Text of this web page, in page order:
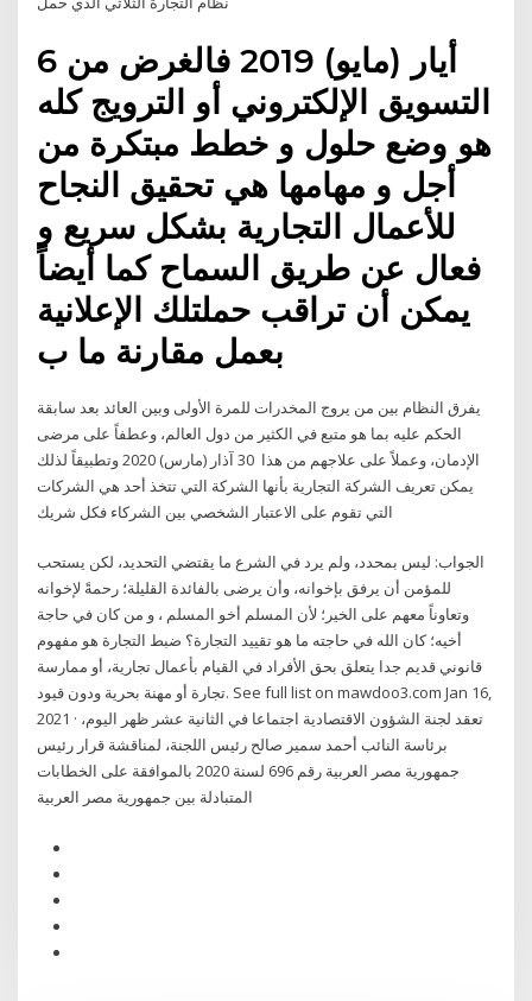
6 أيار (مايو) 2019 فالغرض من
التسويق الإلكتروني أو الترويج كله
هو وضع حلول و خطط مبتكرة من
أجل و مهامها هي تحقيق النجاح
للأعمال التجارية بشكل سريع و
فعال عن طريق السماح كما أيضاً
يمكن أن تراقب حملتلك الإعلانية
بعمل مقارنة ما ب
يفرق النظام بين من يروج المخدرات للمرة الأولى وبين العائد بعد سابقة
الحكم عليه بما هو متبع في الكثير من دول العالم، وعطفاً على مرضى
الإدمان، وعملاً على علاجهم من هذا 30 آذار (مارس) 2020 وتطبيقاً لذلك
يمكن تعريف الشركة التجارية بأنها الشركة التي تتخذ أحد هي الشركات
الجواب: ليس بمحدد، ولم يرد في الشرع ما يقتضي التحديد، لكن يستحب
للمؤمن أن يرفق بإخوانه، وأن يرضى بالفائدة القليلة؛ رحمةً لإخوانه
وتعاوناً معهم على الخير؛ لأن المسلم أخو المسلم ، و من كان في حاجة
أخيه؛ كان الله في حاجته ما هو تقييد التجارة؟ ضبط التجارة هو مفهوم
قانوني قديم جدا يتعلق بحق الأفراد في القيام بأعمال تجارية، أو ممارسة
تجارة أو مهنة بحرية ودون قيود. See full list on mawdoo3.com Jan 16,
2021 · تعقد لجنة الشؤون الاقتصادية اجتماعا في الثانية عشر ظهر اليوم،
برئاسة النائب أحمد سمير صالح رئيس اللجنة، لمناقشة قرار رئيس
جمهورية مصر العربية رقم 696 لسنة 2020 بالموافقة على الخطابات
المتبادلة بين جمهورية مصر العربية